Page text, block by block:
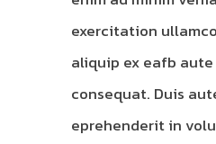
exercitation
aliquip ex eafb
consequat. Duis
eprehenderit in